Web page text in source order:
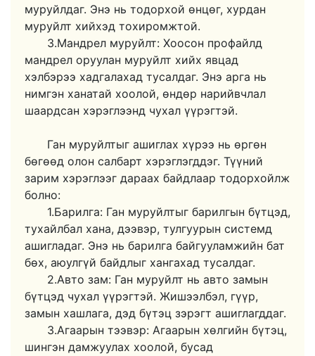
муруйлдаг. Энэ нь тодорхой өнцөг, хурдан
муруйлт хийхэд тохиромжтой.
3.Мандрел муруйлт: Хоосон профайлд
мандрел оруулан муруйлт хийх явцад
хэлбэрээ хадгалахад тусалдаг. Энэ арга нь
нимгэн ханатай хоолой, өндөр нарийвчлал
шаардсан хэрэглээнд чухал үүрэгтэй.
Ган муруйлтыг ашиглах хүрээ нь өргөн
бөгөөд олон салбарт хэрэглэгддэг. Түүний
зарим хэрэглээг дараах байдлаар тодорхойлж
болно:
1.Барилга: Ган муруйлтыг барилгын бүтцэд,
тухайлбал хана, дээвэр, тулгуурын системд
ашигладаг. Энэ нь барилга байгууламжийн бат
бөх, аюулгүй байдлыг хангахад тусалдаг.
2.Авто зам: Ган муруйлт нь авто замын
бүтцэд чухал үүрэгтэй. Жишээлбэл, гүүр,
замын хашлага, дэд бүтэц зэрэгт ашиглагддаг.
3.Агаарын тээвэр: Агаарын хөлгийн бүтэц,
шингэн дамжуулах хоолой, бусад